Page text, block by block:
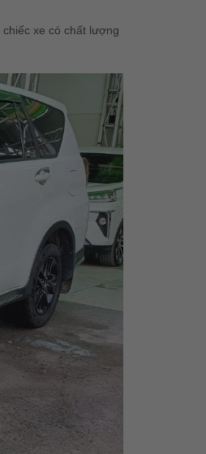
xe có chất lượng